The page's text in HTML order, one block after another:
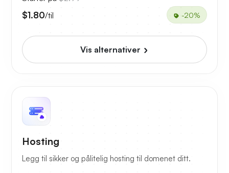
$1.80/til -20%
Vis alternativer
Hosting
Legg til sikker og pålitelig hosting til domenet ditt.